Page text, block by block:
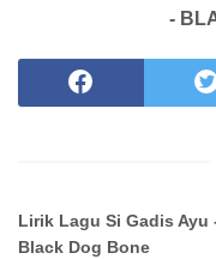
-
Lirik Lagu Si Gadis Ayu
Black Dog Bone